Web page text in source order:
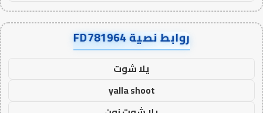
روابط نصية FD781964
يلا شوت
yalla shoot